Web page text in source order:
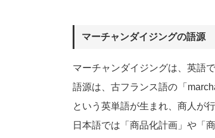
マーチャンダイジングの語源
マーチャンダイジングは、英語
語源は、古フランス語の「
という英単語が生まれ、商人が
日本語では「商品化計画」や「